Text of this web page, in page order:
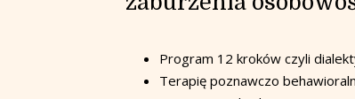
Program 12 kroków czyli
Terapię poznawczo